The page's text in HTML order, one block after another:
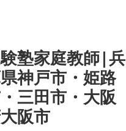
塾家庭教師|兵
神戸市・姫路
三田市・大阪
阪市